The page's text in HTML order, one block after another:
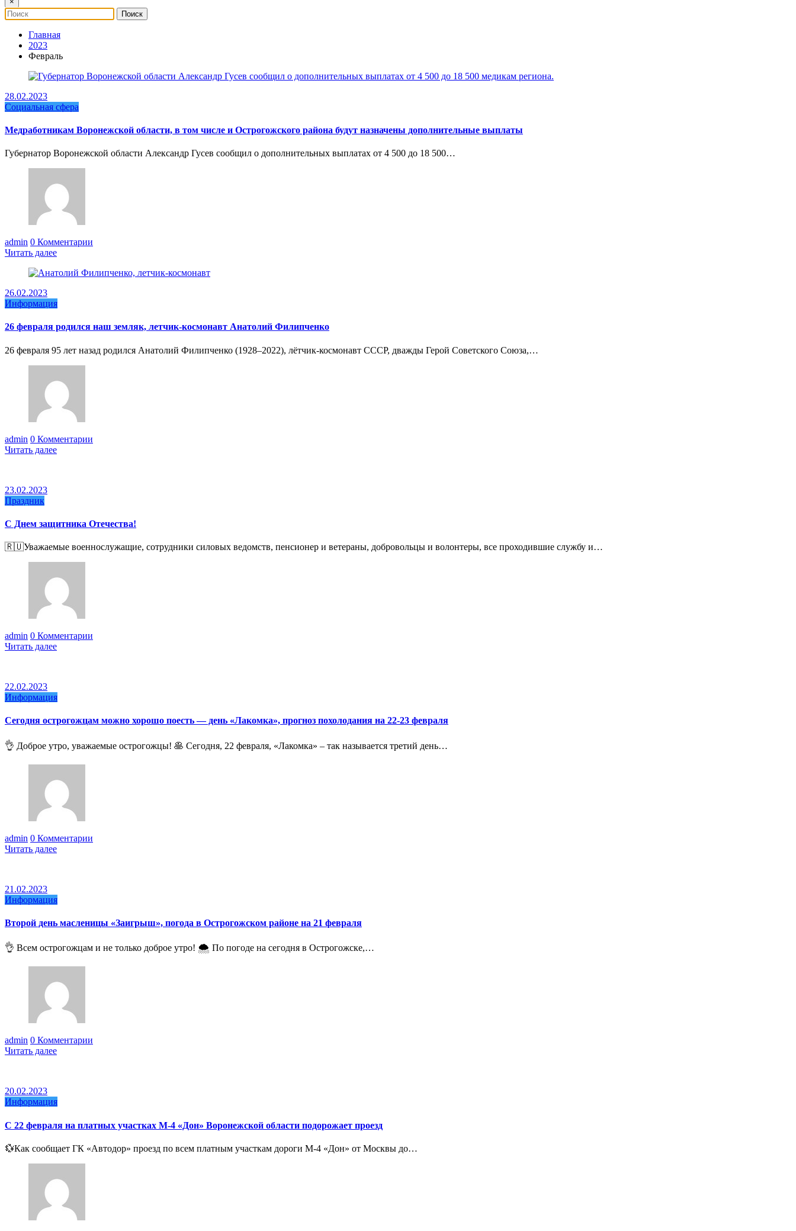
Главная
2023
Февраль
28.02.2023
Социальная сфера
Медработникам Воронежской области, в том числе и Острогожского района будут назначены дополнительные выплаты
Губернатор Воронежской области Александр Гусев сообщил о дополнительных выплатах от 4 500 до 18 500…
admin 0 Комментарии
Читать далее
26.02.2023
Информация
26 февраля родился наш земляк, летчик-космонавт Анатолий Филипченко
26 февраля 95 лет назад родился Анатолий Филипченко (1928–2022), лётчик-космонавт СССР, дважды Герой Советского Союза,…
admin 0 Комментарии
Читать далее
23.02.2023
Праздник
С Днем защитника Отечества!
🇷🇺Уважаемые военнослужащие, сотрудники силовых ведомств, пенсионер и ветераны, добровольцы и волонтеры, все проходившие службу и…
admin 0 Комментарии
Читать далее
22.02.2023
Информация
Сегодня острогожцам можно хорошо поесть — день «Лакомка», прогноз похолодания на 22-23 февраля
👌 Доброе утро, уважаемые острогожцы! 🥞 Сегодня, 22 февраля, «Лакомка» – так называется третий день…
admin 0 Комментарии
Читать далее
21.02.2023
Информация
Второй день масленицы «Заигрыш», погода в Острогожском районе на 21 февраля
👌 Всем острогожцам и не только доброе утро! 🌨 По погоде на сегодня в Острогожске,…
admin 0 Комментарии
Читать далее
20.02.2023
Информация
С 22 февраля на платных участках М-4 «Дон» Воронежской области подорожает проезд
💱Как сообщает ГК «Автодор» проезд по всем платным участкам дороги М-4 «Дон» от Москвы до…